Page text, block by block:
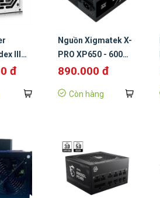
III
80
đ
Nguồn Xigmatek X-
PRO XP650 - 600W
( 80 Plus/Màu Đen)
890.000 đ
Còn hàng